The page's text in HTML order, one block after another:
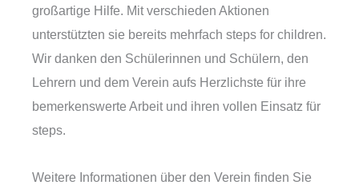
großartige Hilfe. Mit verschieden Aktionen
unterstützten sie bereits mehrfach steps for children.
Wir danken den Schülerinnen und Schülern, den
Lehrern und dem Verein aufs Herzlichste für ihre
bemerkenswerte Arbeit und ihren vollen Einsatz für
steps.
Weitere Informationen über den Verein finden Sie